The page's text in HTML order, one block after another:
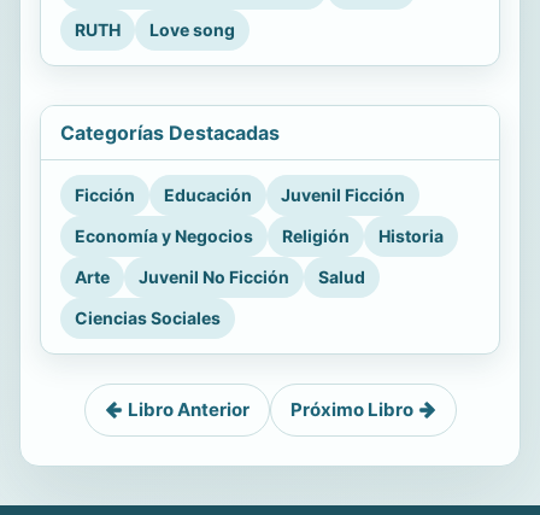
RUTH
Love song
Categorías Destacadas
Ficción Educación
Juvenil Ficción
Economía y Negocios
Religión
Historia
Arte
Juvenil No Ficción
Salud
Ciencias Sociales
Libro Anterior Próximo Libro